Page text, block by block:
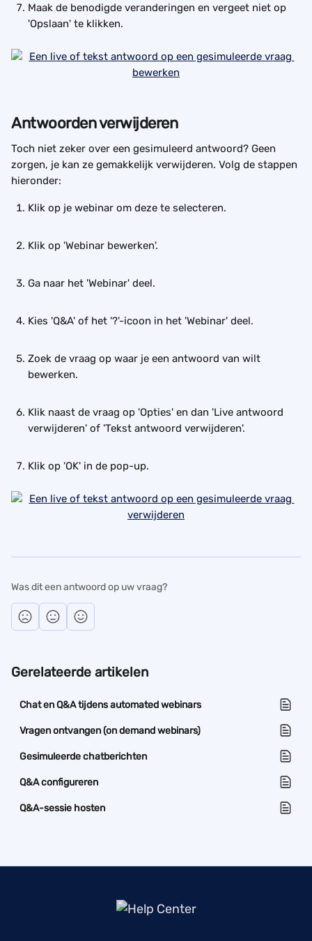
Maak de benodigde veranderingen en vergeet niet op
'Opslaan' te klikken.
Antwoorden verwijderen
Toch niet zeker over een gesimuleerd antwoord? Geen
zorgen, je kan ze gemakkelijk verwijderen. Volg de stappen
hieronder:
Klik op je webinar om deze te selecteren.
Klik op 'Webinar bewerken'.
Ga naar het 'Webinar' deel.
Kies 'Q&A' of het '?'-icoon in het 'Webinar' deel.
Zoek de vraag op waar je een antwoord van wilt
bewerken.
Klik naast de vraag op 'Opties' en dan 'Live antwoord
verwijderen' of 'Tekst antwoord verwijderen'.
Klik op 'OK' in de pop-up.
Was dit een antwoord op uw vraag?
Gerelateerde artikelen
Chat en Q&A tijdens automated webinars
Vragen ontvangen (on demand webinars)
Gesimuleerde chatberichten
Q&A configureren
Q&A-sessie hosten